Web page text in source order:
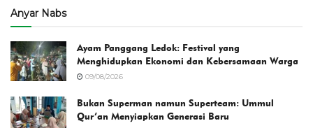
Anyar Nabs
Ayam Panggang Ledok: Festival yang
Menghidupkan Ekonomi dan Kebersamaan Warga
09/08/2026
Bukan Superman namun Superteam: Ummul
Qur’an Menyiapkan Generasi Baru